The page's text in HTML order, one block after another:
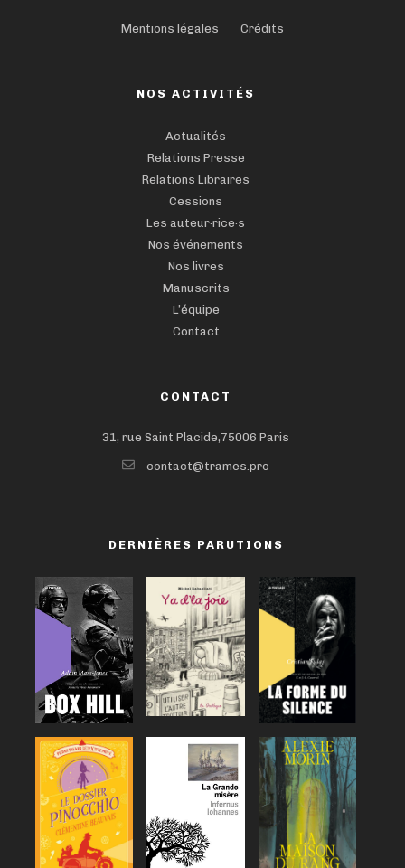
Mentions légales Crédits
NOS ACTIVITÉS
Actualités
Relations Presse
Relations Libraires
Cessions
Les auteur·rice·s
Nos événements
Nos livres
Manuscrits
L’équipe
Contact
CONTACT
31, rue Saint Placide,75006 Paris
contact@trames.pro
DERNIÈRES PARUTIONS